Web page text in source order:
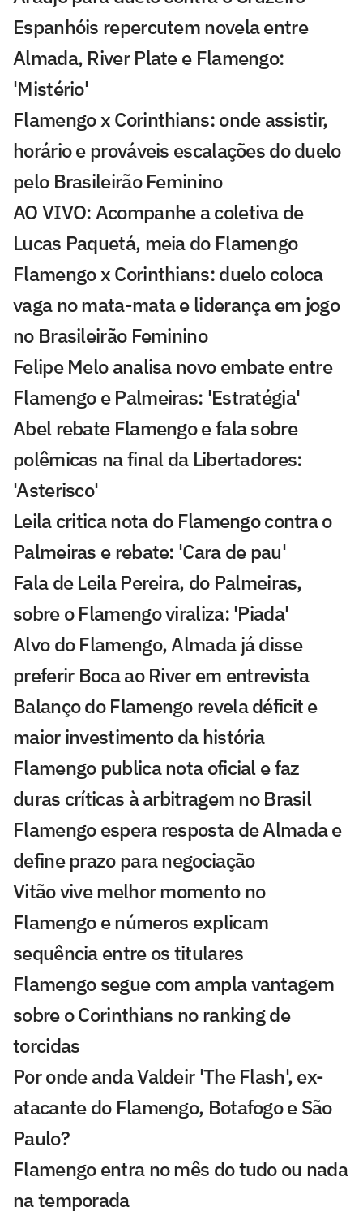
Espanhóis repercutem novela entre
Almada, River Plate e Flamengo:
'Mistério'
Flamengo x Corinthians: onde assistir,
horário e prováveis escalações do duelo
pelo Brasileirão Feminino
AO VIVO: Acompanhe a coletiva de
Lucas Paquetá, meia do Flamengo
Flamengo x Corinthians: duelo coloca
vaga no mata-mata e liderança em jogo
no Brasileirão Feminino
Felipe Melo analisa novo embate entre
Flamengo e Palmeiras: 'Estratégia'
Abel rebate Flamengo e fala sobre
polêmicas na final da Libertadores:
'Asterisco'
Leila critica nota do Flamengo contra o
Palmeiras e rebate: 'Cara de pau'
Fala de Leila Pereira, do Palmeiras,
sobre o Flamengo viraliza: 'Piada'
Alvo do Flamengo, Almada já disse
preferir Boca ao River em entrevista
Balanço do Flamengo revela déficit e
maior investimento da história
Flamengo publica nota oficial e faz
duras críticas à arbitragem no Brasil
Flamengo espera resposta de Almada e
define prazo para negociação
Vitão vive melhor momento no
Flamengo e números explicam
sequência entre os titulares
Flamengo segue com ampla vantagem
sobre o Corinthians no ranking de
torcidas
Por onde anda Valdeir 'The Flash', ex-
atacante do Flamengo, Botafogo e São
Paulo?
Flamengo entra no mês do tudo ou nada
na temporada